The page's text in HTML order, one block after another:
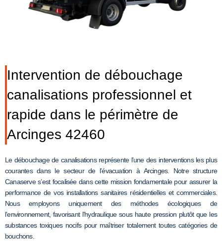
Intervention de débouchage
canalisations professionnel et
rapide dans le périmètre de
Arcinges 42460
Le débouchage de canalisations représente l’une des interventions les plus
courantes dans le secteur de l’évacuation à Arcinges. Notre structure
Canaserve s’est focalisée dans cette mission fondamentale pour assurer la
performance de vos installations sanitaires résidentielles et commerciales.
Nous employons uniquement des méthodes écologiques de
l’environnement, favorisant l’hydraulique sous haute pression plutôt que les
substances toxiques nocifs pour maîtriser totalement toutes catégories de
bouchons.